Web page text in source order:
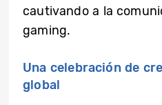
cautivando a la
gaming.
Una celebración de
global